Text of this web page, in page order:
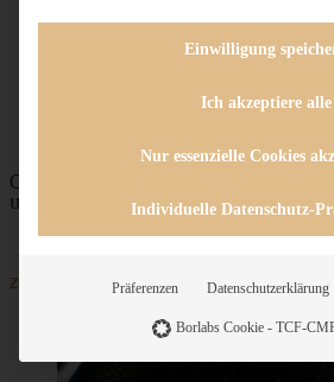
Cremiger Spitzkohl-Hackfleisch-
und unglaublich lecker
ZUM BEITRAG
Einwilligung
Ich akzeptiere alle
Nur essenzielle Cookies
Individuelle Datenschutz-
Präferenzen Datenschutzerklärung
Borlabs Cookie - TCF-